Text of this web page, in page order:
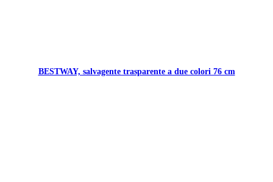
BESTWAY, salvagente trasparente a due colori 76 cm